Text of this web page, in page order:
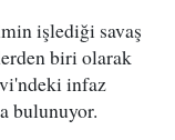
işlediği savaş
biri olarak
infaz
bulunuyor.